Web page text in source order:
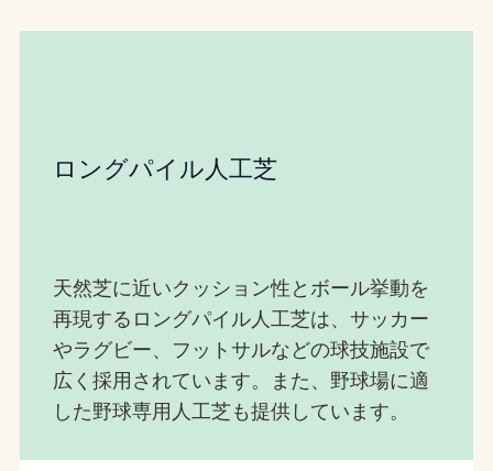
ロングパイル人工芝
天然芝に近いクッション性とボール挙動を
再現するロングパイル人工芝は、サッカー
やラグビー、フットサルなどの球技施設で
広く採用されています。また、野球場に適
した野球専用人工芝も提供しています。